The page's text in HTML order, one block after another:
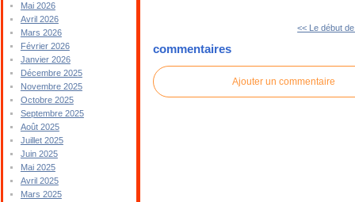
Mai 2026
Avril 2026
Mars 2026
Février 2026
Janvier 2026
Décembre 2025
Novembre 2025
Octobre 2025
Septembre 2025
Août 2025
Juillet 2025
Juin 2025
Mai 2025
Avril 2025
Mars 2025
<< Le début
commentaires
Ajouter un commentaire